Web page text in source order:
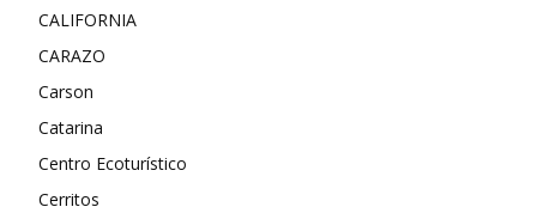
CALIFORNIA
CARAZO
Carson
Catarina
Centro Ecoturístico
Cerritos